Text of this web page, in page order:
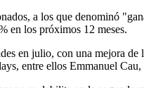
a los que denominó
en los próximos 12 meses.
en julio, con una mejora
entre ellos Emmanuel